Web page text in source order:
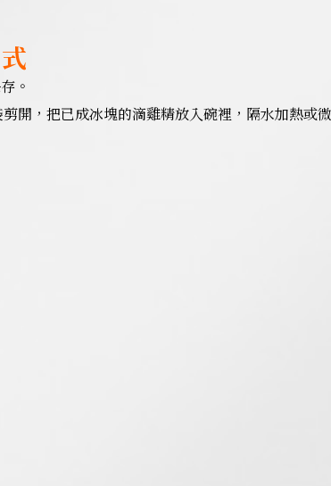
。
開，把已成冰塊的滴雞精放入碗裡，隔水加熱或